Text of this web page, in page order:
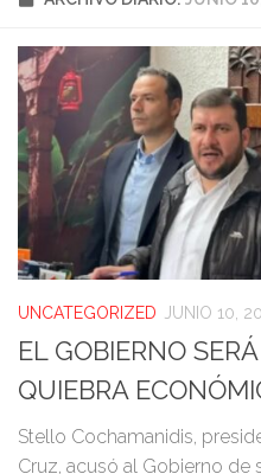
UNCATEGORIZED JUNIO 10,
EL GOBIERNO
QUIEBRA
Stello Cochamanidis,
Cruz, acusó al Gobierno